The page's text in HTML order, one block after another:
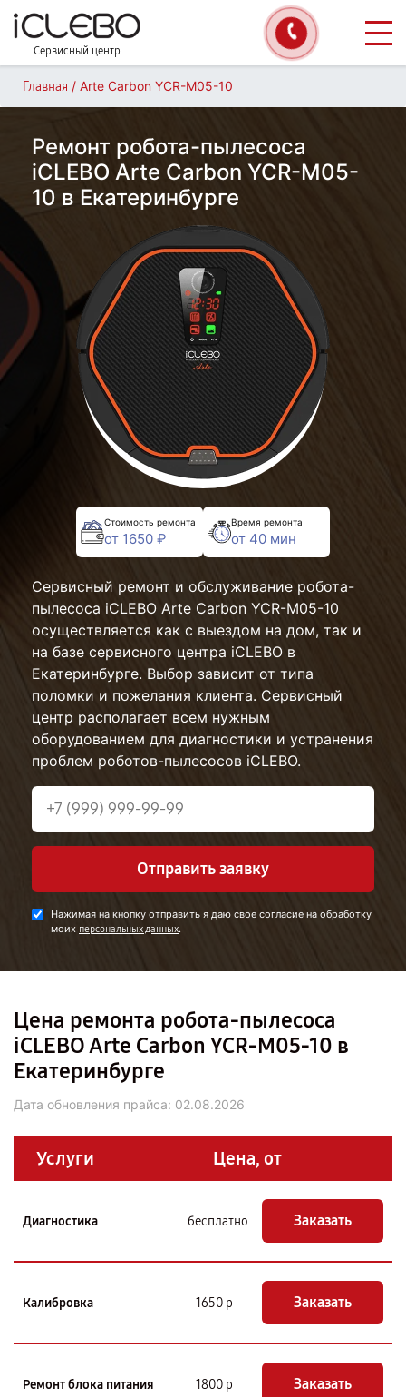
Сервисный центр
Главная / Arte Carbon YCR-M05-10
Ремонт робота-пылесоса
iCLEBO Arte Carbon YCR-M05-
10 в Екатеринбурге
Стоимость ремонта
от 1650 ₽
Время ремонта
от 40 мин
Сервисный ремонт и обслуживание робота-
пылесоса iCLEBO Arte Carbon YCR-M05-10
осуществляется как с выездом на дом, так и
на базе сервисного центра iCLEBO в
Екатеринбурге. Выбор зависит от типа
поломки и пожелания клиента. Сервисный
центр располагает всем нужным
оборудованием для диагностики и устранения
проблем роботов-пылесосов iCLEBO.
Отправить заявку
Нажимая на кнопку отправить я даю свое согласие на обработку
моих персональных данных.
Цена ремонта робота-пылесоса
iCLEBO Arte Carbon YCR-M05-10 в
Екатеринбурге
Дата обновления прайса: 02.08.2026
Услуги Цена, от
Диагностика бесплатно Заказать
Калибровка 1650 р Заказать
Ремонт блока питания 1800 р Заказать